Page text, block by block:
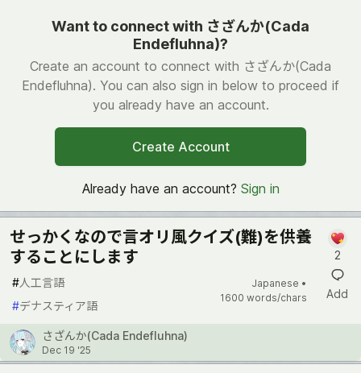
Want to connect with さざんか(Cada
Endefluhna)?
Create an account to connect with さざんか(Cada
Endefluhna). You can also sign in below to proceed if
you already have an account.
Create Account
Already have an account? Sign in
せっかくなので言オリ風クイズ(難)を供養
することにします
#人工言語
#デナスティア語
Japanese •
1600 words/chars
2
Add
さざんか(Cada Endefluhna)
Dec 19 '25